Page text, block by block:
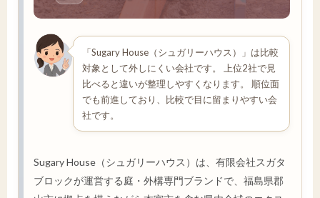
「Sugary House（シュガリーハウス）」は比較
対象として外しにくい会社です。 上位2社で見
比べると違いが整理しやすくなります。 順位面
でも前進しており、比較で目に留まりやすい会
社です。
Sugary House（シュガリーハウス）は、有限会社スガタ
ブロックが運営する庭・外構専門ブランドで、福島県郡